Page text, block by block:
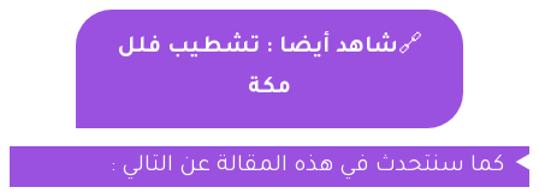
🔗شاهد أيضا : تشطيب فلل
مكة
كما سنتحدث في هذه المقالة عن التالي :